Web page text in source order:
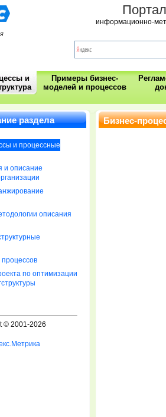
информационно-
и
Примеры бизнес-
моделей и процессов
раздела
и процессные
и описание
описания
по оптимизации
© 2001-2026
Бизнес-